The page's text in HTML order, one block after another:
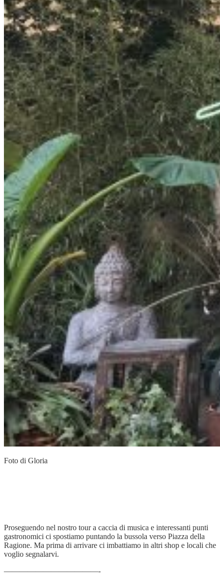
Foto di Gloria
Proseguendo nel nostro tour a caccia di musica e interessanti punti
gastronomici ci spostiamo puntando la bussola verso Piazza della
Ragione. Ma prima di arrivare ci imbattiamo in altri shop e locali che
voglio segnalarvi.
————————————-